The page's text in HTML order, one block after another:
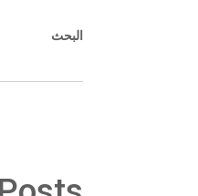
البحث